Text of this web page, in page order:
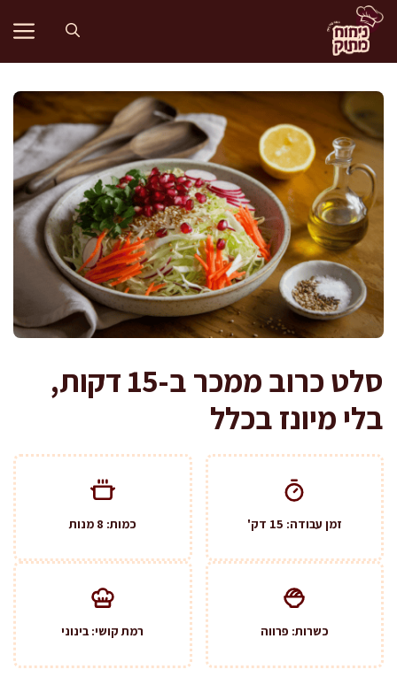
לדלג
לתוכן
סלט כרוב ממכר ב-15 דקות,
בלי מיונז בכלל
זמן עבודה: 15 דק' כמות: 8 מנות
כשרות: פרווה רמת קושי: בינוני